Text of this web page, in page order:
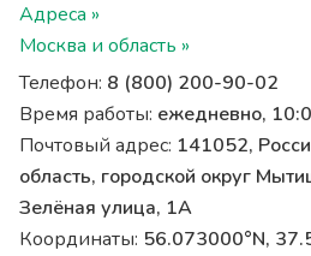
Адреса »
Москва и область »
Телефон: 8 (800) 200-90-02
Время работы: ежедневно,
Почтовый адрес: 141052,
область, городской округ
Зелёная улица, 1А
Координаты: 56.073000°N,